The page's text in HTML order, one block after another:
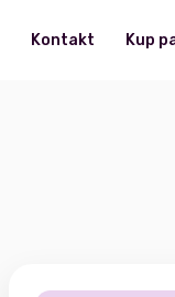
Kontakt Kup